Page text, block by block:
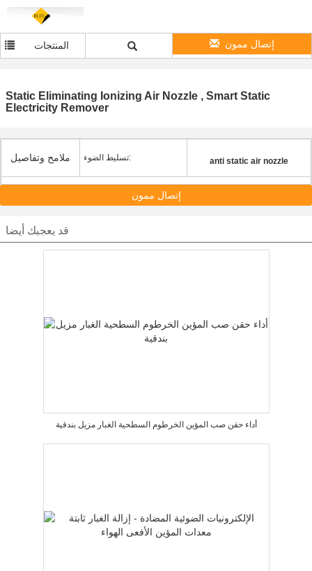
المنتجات إتصال ممون
Static Eliminating Ionizing Air Nozzle , Smart Static
Electricity Remover
ملامح وتفاصيل تسليط الضوء: anti static air nozzle
إتصال ممون
قد يعجبك أيضا
أداء حقن صب المؤين الخرطوم السطحية الغبار مزيل بندقية